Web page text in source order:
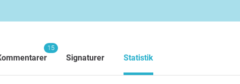
15
Signaturer Statistik